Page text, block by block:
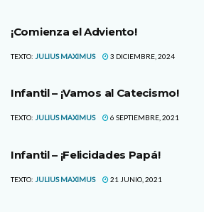
¡Comienza el Adviento!
TEXTO: JULIUS MAXIMUS 3 DICIEMBRE, 2024
Infantil – ¡Vamos al Catecismo!
TEXTO: JULIUS MAXIMUS 6 SEPTIEMBRE, 2021
Infantil – ¡Felicidades Papá!
TEXTO: JULIUS MAXIMUS 21 JUNIO, 2021